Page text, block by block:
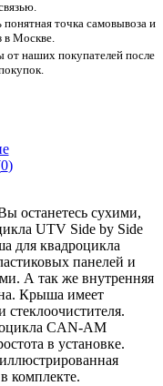
понятная точка самовывоза и
в Москве.
от наших покупателей после
0)
останетесь сухими,
UTV Side by Side
квадроцикла
панелей и
А так же внутренняя
Крыша имеет
стеклоочистителя.
CAN-AM
в установке.
комплекте.